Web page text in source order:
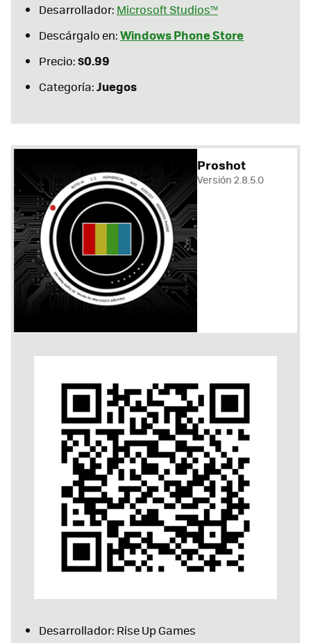
Desarrollador: Microsoft Studios™
Descárgalo en:Windows Phone Store
Precio:$0.99
Categoría:Juegos
Proshot
Versión 2.8.5.0
Desarrollador: Rise Up Games